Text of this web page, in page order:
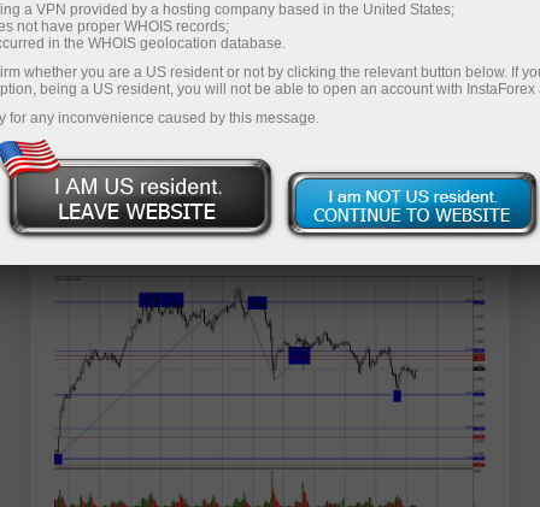
على الرسم البياني الساعي، سقطت الزوج GBP/USD يوم
الثلاثاء إلى مستوى فيبوناتشي 127.2% عند 1.3527، وارتد منه،
وتحول لصالح الجنيه الاسترليني. قد يشير هذا إلى نهاية الحركة
1.3611–1.3633. كسر فوق هذه المنطقة سيزيد من فرص
النمو الأخرى نحو المستوى القادم من فيبوناتشي 200.0% عند
1.3749. سيسمح ارتداد من منطقة المقاومة للدولار بالعودة
إلى 1.3527.
a VPN provided by a hosting company based in the United States;
not have proper WHOIS records;
in the WHOIS geolocation database.
whether you are a US resident or not by clicking the relevant button below. If
being a US resident, you will not be able to open an account with InstaForex
for any inconvenience caused by this message.